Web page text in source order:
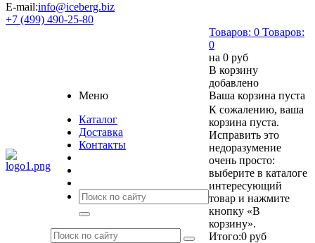
E-mail:info@iceberg.biz
+7 (499) 490-25-80
Меню
Каталог
Доставка
Контакты
Товаров: 0 Товаров:
0
на 0 руб
В корзину
добавлено
Ваша корзина пуста
К сожалению, ваша
корзина пуста.
Исправить это
недоразумение
очень просто:
выберите в каталоге
интересующий
товар и нажмите
кнопку «В
корзину».
Итого:0 руб